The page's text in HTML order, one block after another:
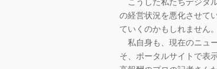
の経営状況を悪化させて
ていくのかもしれません。
私自身も、現在のニュ
そ、ポータルサイトで表